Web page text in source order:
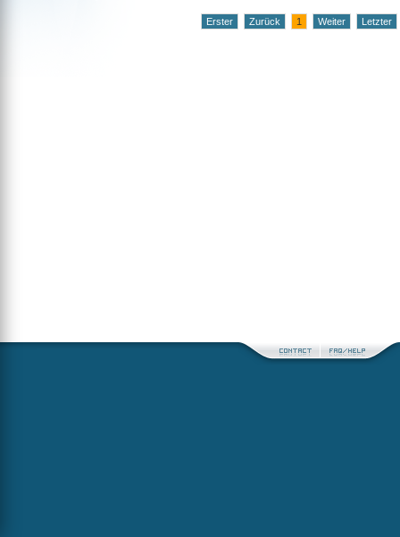
Erster Zurück 1 Weiter Letzter